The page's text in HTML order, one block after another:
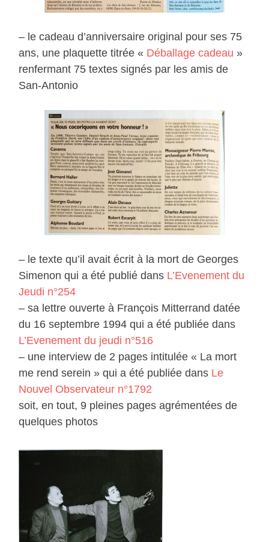
– le cadeau d’anniversaire original pour ses 75
ans, une plaquette titrée « Déballage cadeau »
renfermant 75 textes signés par les amis de
San-Antonio
– le texte qu’il avait écrit à la mort de Georges
Simenon qui a été publié dans L’Evenement du
Jeudi n°254
– sa lettre ouverte à François Mitterrand datée
du 16 septembre 1994 qui a été publiée dans
L’Evenement du jeudi n°516
– une interview de 2 pages intitulée « La mort
me rend serein » qui a été publiée dans Le
Nouvel Observateur n°1792
soit, en tout, 9 pleines pages agrémentées de
quelques photos